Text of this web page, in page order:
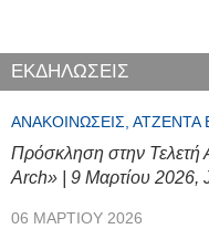
ΕΚΔΗΛΩΣΕΙΣ
ΑΝΑΚΟΙΝΏΣΕΙΣ,
Πρόσκληση στην
Arch» | 9 Μαρτίου 2026,
06 ΜΑΡΤΊΟΥ 2026